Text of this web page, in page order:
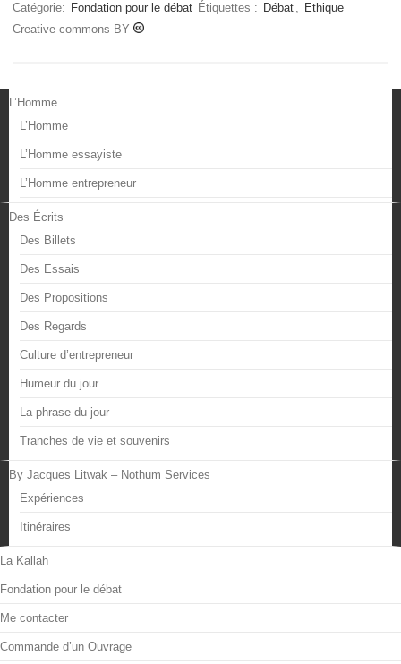
Catégorie: Fondation pour le débat Étiquettes : Débat , Ethique
Creative commons BY
L’Homme
L’Homme
L’Homme essayiste
L’Homme entrepreneur
Des Écrits
Des Billets
Des Essais
Des Propositions
Des Regards
Culture d’entrepreneur
Humeur du jour
La phrase du jour
Tranches de vie et souvenirs
By Jacques Litwak – Nothum Services
Expériences
Itinéraires
La Kallah
Fondation pour le débat
Me contacter
Commande d’un Ouvrage